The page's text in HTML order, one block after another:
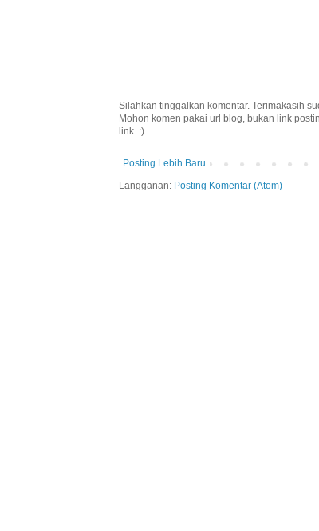
Silahkan tinggalkan komentar. Terimakasih
Mohon komen pakai url blog, bukan link
link. :)
Posting Lebih Baru
Langganan: Posting Komentar (Atom)